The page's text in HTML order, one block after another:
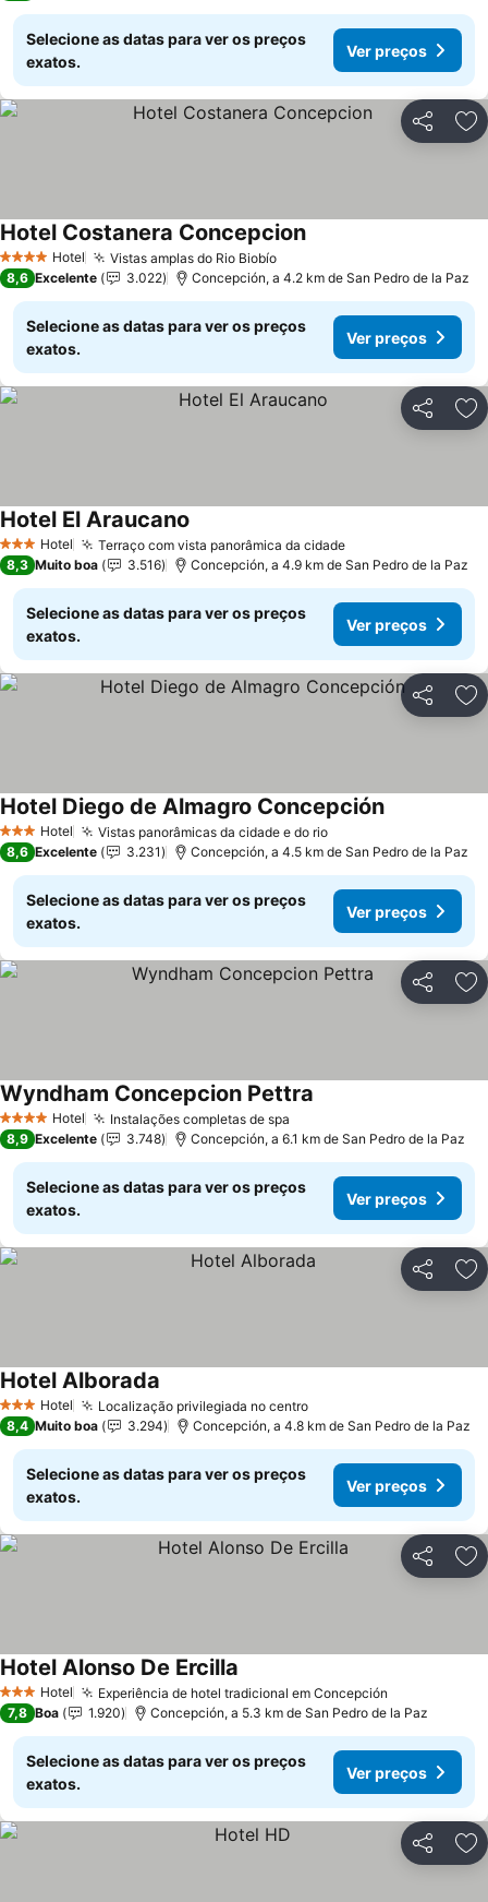
Selecione as datas para ver os preços
exatos.
Ver preços
Partilhar
4 EstrelasHotel Vistas amplas do Rio BiobíoVer preços
Hotel Costanera ConcepcionVer preços
8,6 Excelente 3.022 Concepción, a 4.2 km de San Pedro de la Paz
Selecione as datas para ver os preços
exatos.
Ver preços
Partilhar
3 EstrelasHotel Terraço com vista panorâmica da cidadeVer preços
Hotel El Araucano
8,3 Muito boa 3.516 Concepción, a 4.9 km de San Pedro de la Paz
Selecione as datas para ver os preços
exatos.
Ver preços
Partilhar
3 EstrelasHotel Vistas panorâmicas da cidade e do rioVer preços
Hotel Diego de Almagro ConcepciónVer preços
8,6 Excelente 3.231 Concepción, a 4.5 km de San Pedro de la Paz
Selecione as datas para ver os preços
exatos.
Ver preços
Partilhar
4 EstrelasHotel Instalações completas de spa
Wyndham Concepcion Pettra
8,9 Excelente 3.748 Concepción, a 6.1 km de San Pedro de la Paz
Selecione as datas para ver os preços
exatos.
Ver preços
Partilhar
3 EstrelasHotel Localização privilegiada no centroVer preços
Hotel Alborada
8,4 Muito boa 3.294 Concepción, a 4.8 km de San Pedro de la Paz
Selecione as datas para ver os preços
exatos.
Ver preços
Partilhar
3 EstrelasHotel Experiência de hotel tradicional em Concepción
Hotel Alonso De Ercilla
7,8 Boa 1.920 Concepción, a 5.3 km de San Pedro de la Paz
Selecione as datas para ver os preços
exatos.
Ver preços
Partilhar